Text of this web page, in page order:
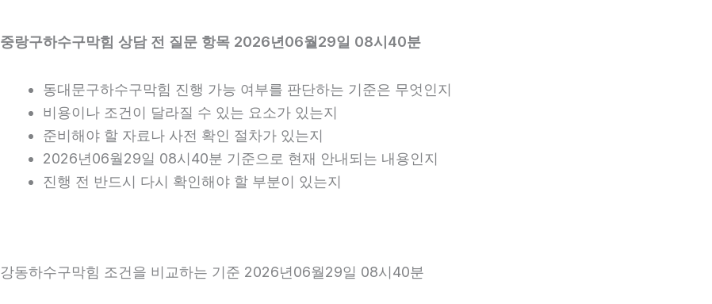
중랑구하수구막힘 상담 전 질문 항목 2026년06월29일 08시40분
동대문구하수구막힘 진행 가능 여부를 판단하는 기준은 무엇인지
비용이나 조건이 달라질 수 있는 요소가 있는지
준비해야 할 자료나 사전 확인 절차가 있는지
2026년06월29일 08시40분 기준으로 현재 안내되는 내용인지
진행 전 반드시 다시 확인해야 할 부분이 있는지
강동하수구막힘 조건을 비교하는 기준 2026년06월29일 08시40분